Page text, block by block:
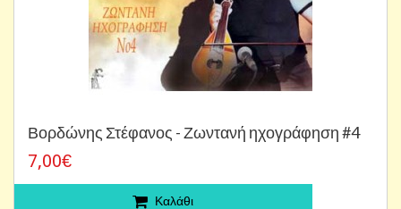
Βορδώνης Στέφανος - Ζωντανή ηχογράφηση #4
7,00€
Καλάθι